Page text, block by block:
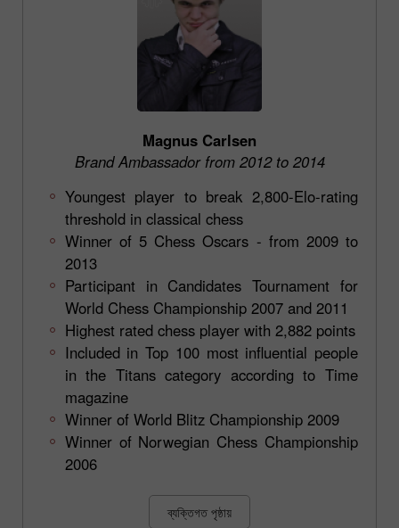
Magnus Carlsen
Brand Ambassador from 2012 to 2014
Youngest player to break 2,800-Elo-rating
threshold in classical chess
Winner of 5 Chess Oscars - from 2009 to
2013
Participant in Candidates Tournament for
World Chess Championship 2007 and 2011
Highest rated chess player with 2,882 points
Included in Top 100 most influential people
in the Titans category according to Time
magazine
Winner of World Blitz Championship 2009
Winner of Norwegian Chess Championship
2006
ব্যক্তিগত পৃষ্ঠায়